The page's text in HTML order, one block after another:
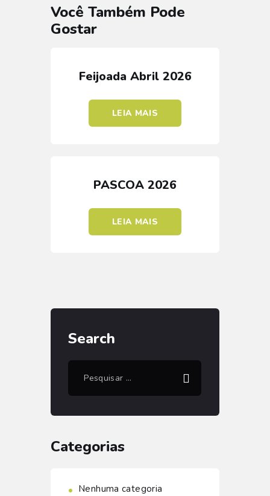
Você Também Pode
Gostar
Feijoada Abril 2026
LEIA MAIS
PASCOA 2026
LEIA MAIS
Search
por:
Categorias
Nenhuma categoria